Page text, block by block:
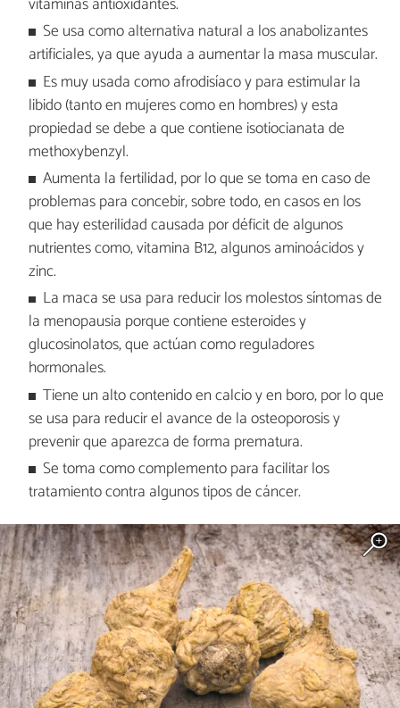
Se usa como alternativa natural a los anabolizantes
artificiales, ya que ayuda a aumentar la masa muscular.
Es muy usada como afrodisíaco y para estimular la
libido (tanto en mujeres como en hombres) y esta
propiedad se debe a que contiene isotiocianata de
methoxybenzyl.
Aumenta la fertilidad, por lo que se toma en caso de
problemas para concebir, sobre todo, en casos en los
que hay esterilidad causada por déficit de algunos
nutrientes como, vitamina B12, algunos aminoácidos y
zinc.
La maca se usa para reducir los molestos síntomas de
la menopausia porque contiene esteroides y
glucosinolatos, que actúan como reguladores
hormonales.
Tiene un alto contenido en calcio y en boro, por lo que
se usa para reducir el avance de la osteoporosis y
prevenir que aparezca de forma prematura.
Se toma como complemento para facilitar los
tratamiento contra algunos tipos de cáncer.